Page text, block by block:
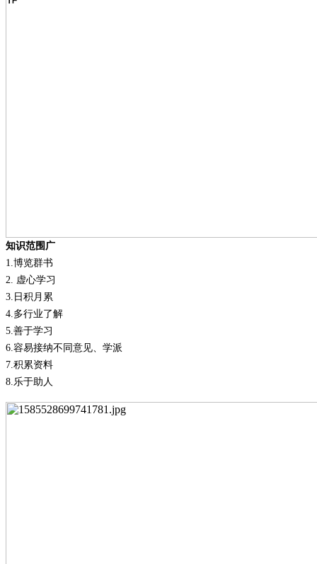
知识范围广
1. 博览群书
2.
虚心学习
3. 日积月累
4. 多行业了解
5. 善于学习
6. 容易接纳不同意见、学派
7. 积累资料
8. 乐于助人